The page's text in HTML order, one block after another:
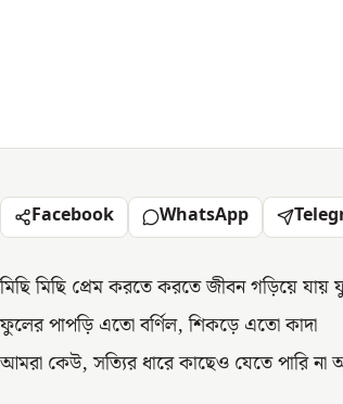
Facebook WhatsApp
মিছি মিছি প্রেম করতে করতে জীবন গড়িয়ে
ফুলের পাপড়ি এতো বর্ণিল, শিকড়ে এতো কাদা
আমরা কেউ, সত্যির ধারে কাছেও যেতে পারি